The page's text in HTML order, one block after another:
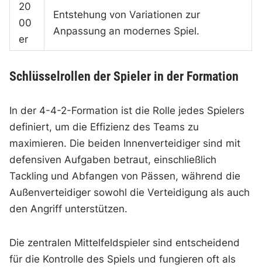
20
00
er
Entstehung von Variationen zur
Anpassung an modernes Spiel.
Schlüsselrollen der Spieler in der Formation
In der 4-4-2-Formation ist die Rolle jedes Spielers
definiert, um die Effizienz des Teams zu
maximieren. Die beiden Innenverteidiger sind mit
defensiven Aufgaben betraut, einschließlich
Tackling und Abfangen von Pässen, während die
Außenverteidiger sowohl die Verteidigung als auch
den Angriff unterstützen.
Die zentralen Mittelfeldspieler sind entscheidend
für die Kontrolle des Spiels und fungieren oft als